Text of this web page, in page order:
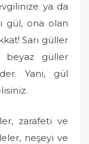
ya da
gül, ona olan
Sarı güller
beyaz güller
Yani, gül
zarafeti ve
neşeyi ve